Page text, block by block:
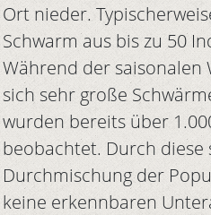
Ort nieder.
Schwarm aus bis zu 50
Während der saisonalen
sich sehr große
wurden bereits über
beobachtet. Durch diese
Durchmischung der
keine erkennbaren